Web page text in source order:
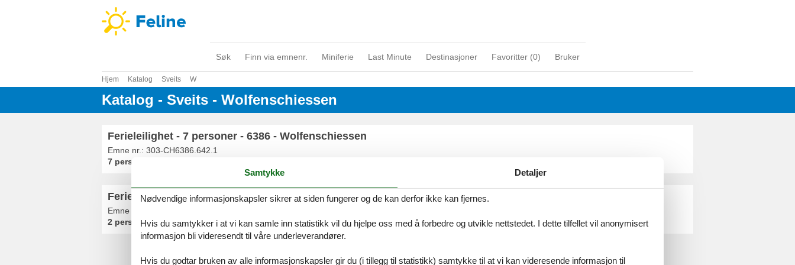
Søk Finn via emnenr. Miniferie Last Minute Destinasjoner Favoritter (0) Bruker
Hjem Katalog Sveits W
Katalog - Sveits - Wolfenschiessen
Ferieleilighet - 7 personer - 6386 - Wolfenschiessen
Emne nr.: 303-CH6386.642.1
7 personer
Ferieleilighet - 2 personer - 6386 - Wolfenschiessen
Emne nr.:
2 personer
Samtykke Detaljer
Nødvendige informasjonskapsler sikrer at siden fungerer og de kan derfor ikke kan fjernes.
Hvis du samtykker i at vi kan samle inn statistikk vil du hjelpe oss med å forbedre og utvikle nettstedet. I dette tilfellet vil anonymisert
informasjon bli videresendt til våre underleverandører.
Hvis du godtar bruken av alle informasjonskapsler gir du (i tillegg til statistikk) samtykke til at vi kan videresende informasjon til